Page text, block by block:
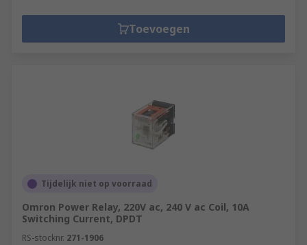
Toevoegen
Tijdelijk niet op voorraad
Omron Power Relay, 220V ac, 240 V ac Coil, 10A
Switching Current, DPDT
RS-stocknr. 271-1906